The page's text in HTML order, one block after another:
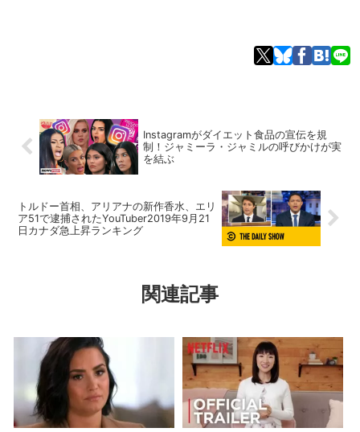
Instagramがダイエット食品の宣伝を規
制！ジャミーラ・ジャミルの呼びかけが実
を結ぶ
トルドー首相、アリアナの新作香水、エリ
ア51で逮捕されたYouTuber2019年9月21
日カナダ急上昇ランキング
関連記事